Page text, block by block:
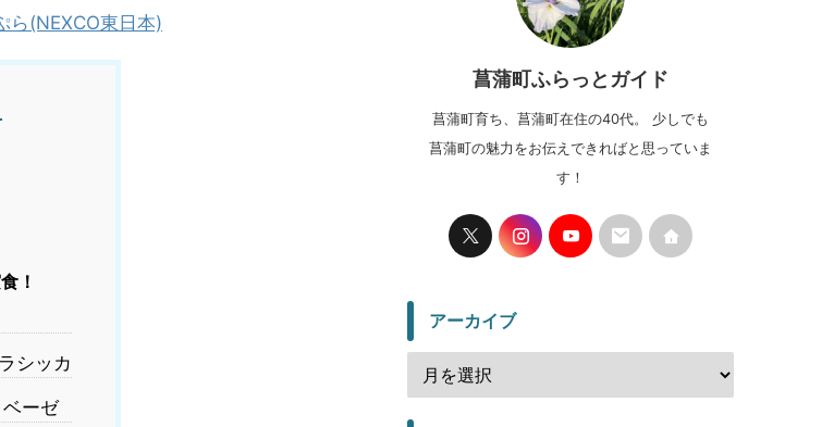
ら(NEXCO東日本)
！
シッカ
ーゼ
菖蒲町ふらっとガイド
菖蒲町育ち、菖蒲町在住の40代。 少しでも
菖蒲町の魅力をお伝えできればと思っていま
す！
アーカイブ